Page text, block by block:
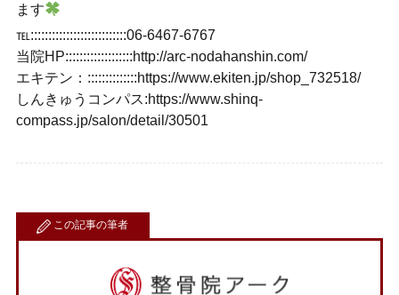
ます
℡:::::::::::::::::::::::::::06-6467-6767
当院HP:::::::::::::::::::http://arc-nodahanshin.com/
エキテン：::::::::::::::https://www.ekiten.jp/shop_732518/
しんきゅうコンパス:https://www.shinq-
compass.jp/salon/detail/30501
この記事の筆者